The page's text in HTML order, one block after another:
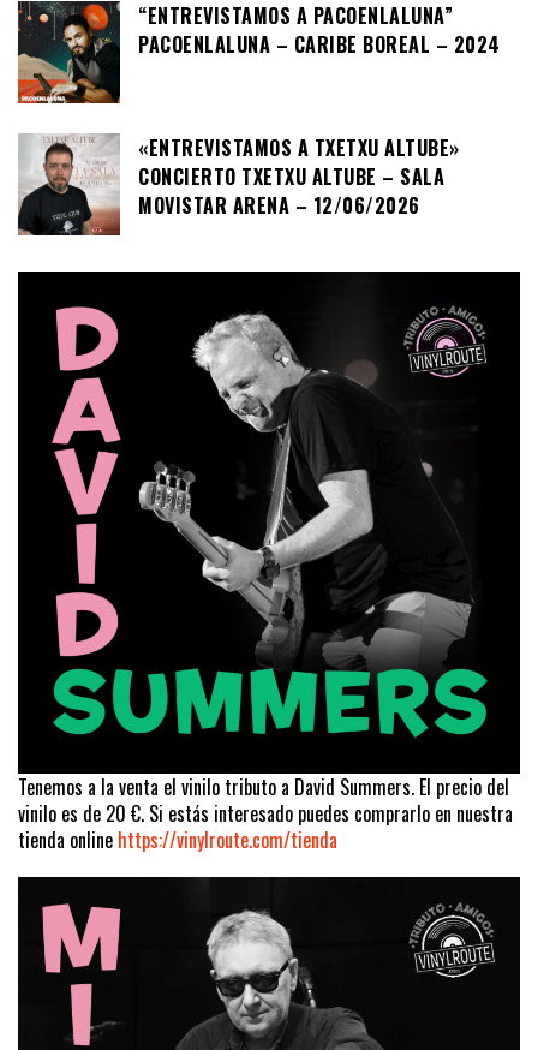
“ENTREVISTAMOS A PACOENLALUNA”
PACOENLALUNA – CARIBE BOREAL – 2024
«ENTREVISTAMOS A TXETXU ALTUBE»
CONCIERTO TXETXU ALTUBE – SALA
MOVISTAR ARENA – 12/06/2026
Tenemos a la venta el vinilo tributo a David Summers. El precio del
vinilo es de 20 €. Si estás interesado puedes comprarlo en nuestra
tienda online https://vinylroute.com/tienda